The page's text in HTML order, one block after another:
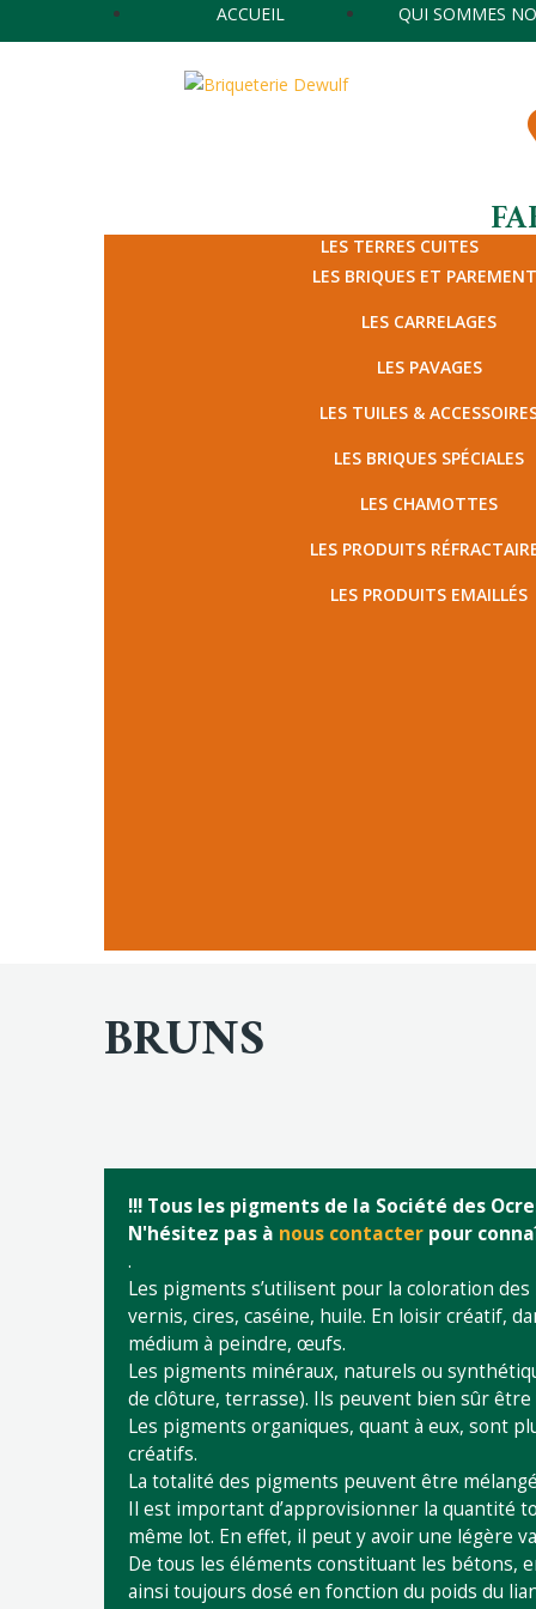
ACCUEIL QUI SOMMES
LES TERRES CUITES
LES BRIQUES ET
LES CARRELAGES
LES PAVAGES
LES TUILES &
LES BRIQUES SPÉCIALES
LES CHAMOTTES
LES PRODUITS
LES PRODUITS EMAILLÉS
BRUNS
!!! Tous les pigments de la Société des
N'hésitez pas à nous contacter pour
.
Les pigments s’utilisent pour la coloration
vernis, cires, caséine, huile. En loisir créatif,
médium à peindre, œufs.
Les pigments minéraux, naturels ou
de clôture, terrasse). Ils peuvent bien sûr
Les pigments organiques, quant à eux, sont
créatifs.
La totalité des pigments peuvent être
Il est important d’approvisionner la quantité
même lot. En effet, il peut y avoir une légère
De tous les éléments constituant les bétons,
ainsi toujours dosé en fonction du poids du